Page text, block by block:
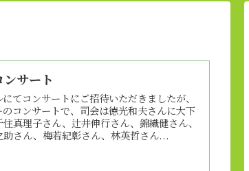
サート
てコンサートにご招待いただきましたが、
コンサートで、司会は徳光和夫さんに大下
真理子さん、辻井伸行さん、錦織健さん、
さん、梅若紀彰さん、林英哲さん...